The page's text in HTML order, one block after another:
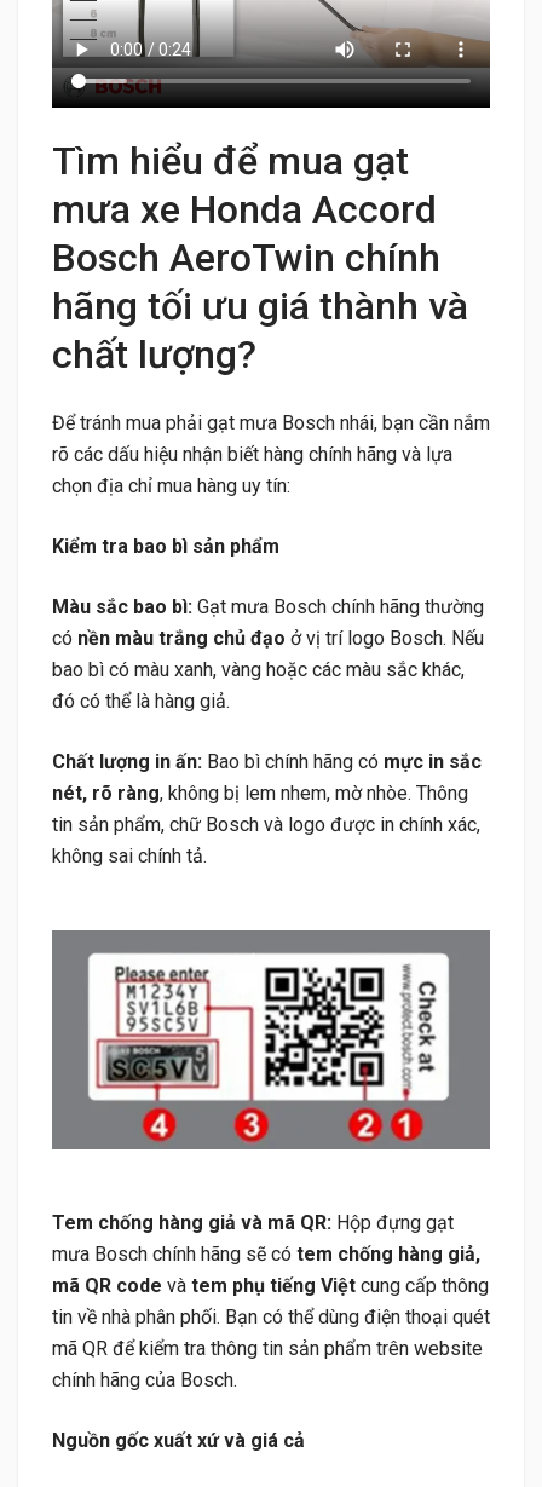
Tìm hiểu để mua gạt
mưa xe Honda Accord
Bosch AeroTwin chính
hãng tối ưu giá thành và
chất lượng?
Để tránh mua phải gạt mưa Bosch nhái, bạn cần nắm
rõ các dấu hiệu nhận biết hàng chính hãng và lựa
chọn địa chỉ mua hàng uy tín:
Kiểm tra bao bì sản phẩm
Màu sắc bao bì: Gạt mưa Bosch chính hãng thường
có nền màu trắng chủ đạo ở vị trí logo Bosch. Nếu
bao bì có màu xanh, vàng hoặc các màu sắc khác,
đó có thể là hàng giả.
Chất lượng in ấn: Bao bì chính hãng có mực in sắc
nét, rõ ràng, không bị lem nhem, mờ nhòe. Thông
tin sản phẩm, chữ Bosch và logo được in chính xác,
không sai chính tả.
Tem chống hàng giả và mã QR: Hộp đựng gạt
mưa Bosch chính hãng sẽ có tem chống hàng giả,
mã QR code và tem phụ tiếng Việt cung cấp thông
tin về nhà phân phối. Bạn có thể dùng điện thoại quét
mã QR để kiểm tra thông tin sản phẩm trên website
chính hãng của Bosch.
Nguồn gốc xuất xứ và giá cả